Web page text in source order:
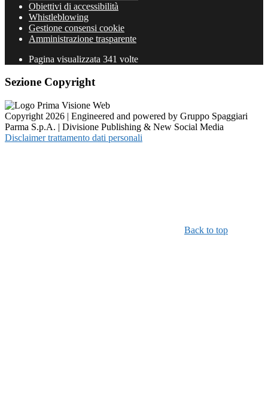
Obiettivi di accessibilità
Whistleblowing
Gestione consensi cookie
Amministrazione trasparente
Pagina visualizzata 341 volte
Sezione Copyright
Copyright 2026 | Engineered and powered by Gruppo Spaggiari
Parma S.p.A. | Divisione Publishing & New Social Media
Disclaimer trattamento dati personali
Back to top